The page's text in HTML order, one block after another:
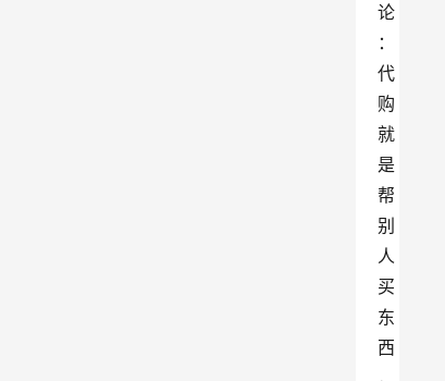
论
：
代
购
就
是
帮
别
人
买
东
西